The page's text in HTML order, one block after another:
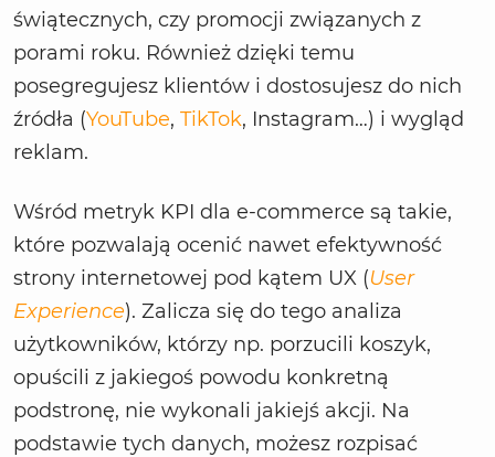
świątecznych, czy promocji związanych z
porami roku. Również dzięki temu
posegregujesz klientów i dostosujesz do nich
źródła (YouTube, TikTok, Instagram…) i wygląd
reklam.
Wśród metryk KPI dla e-commerce są takie,
które pozwalają ocenić nawet efektywność
strony internetowej pod kątem UX (User
Experience). Zalicza się do tego analiza
użytkowników, którzy np. porzucili koszyk,
opuścili z jakiegoś powodu konkretną
podstronę, nie wykonali jakiejś akcji. Na
podstawie tych danych, możesz rozpisać